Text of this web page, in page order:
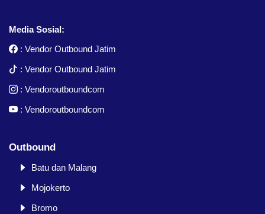
Media Sosial:
: Vendor Outbound Jatim
: Vendor Outbound Jatim
: Vendoroutboundcom
: Vendoroutboundcom
Outbound
Batu dan Malang
Mojokerto
Bromo